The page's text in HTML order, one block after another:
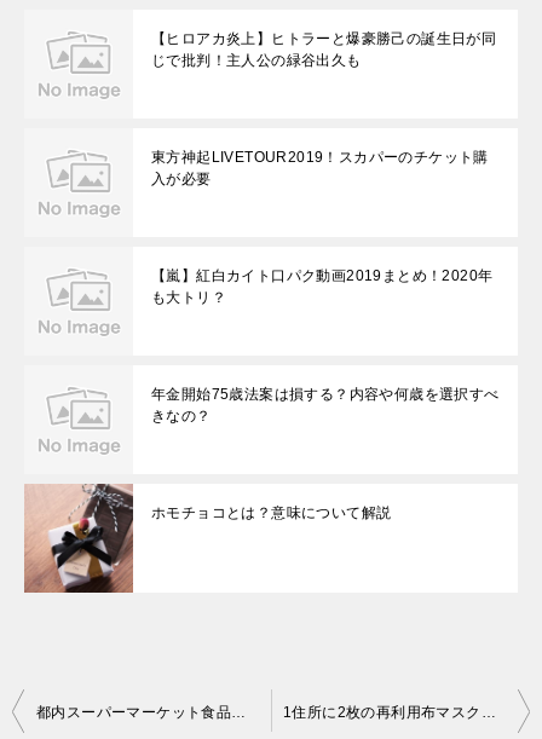
【ヒロアカ炎上】ヒトラーと爆豪勝己の誕生日が同
じで批判！主人公の緑谷出久も
東方神起LIVETOUR2019！スカパーのチケット購
入が必要
【嵐】紅白カイト口パク動画2019まとめ！2020年
も大トリ？
年金開始75歳法案は損する？内容や何歳を選択すべ
きなの？
ホモチョコとは？意味について解説
投
都内スーパーマーケット食品の買い占めいつまで？【品薄リアルタイムまとめ】 1住所に2枚の再利用布マスク配布はいつ届く？エイプリルフールで嘘？